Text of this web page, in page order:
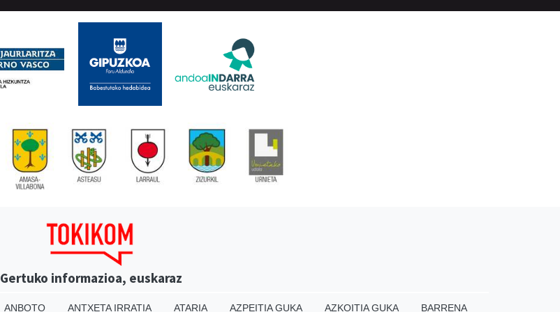
Gertuko informazioa, euskaraz
ANBOTO ANTXETA IRRATIA ATARIA AZPEITIA GUKA AZKOITIA GUKA BARRENA